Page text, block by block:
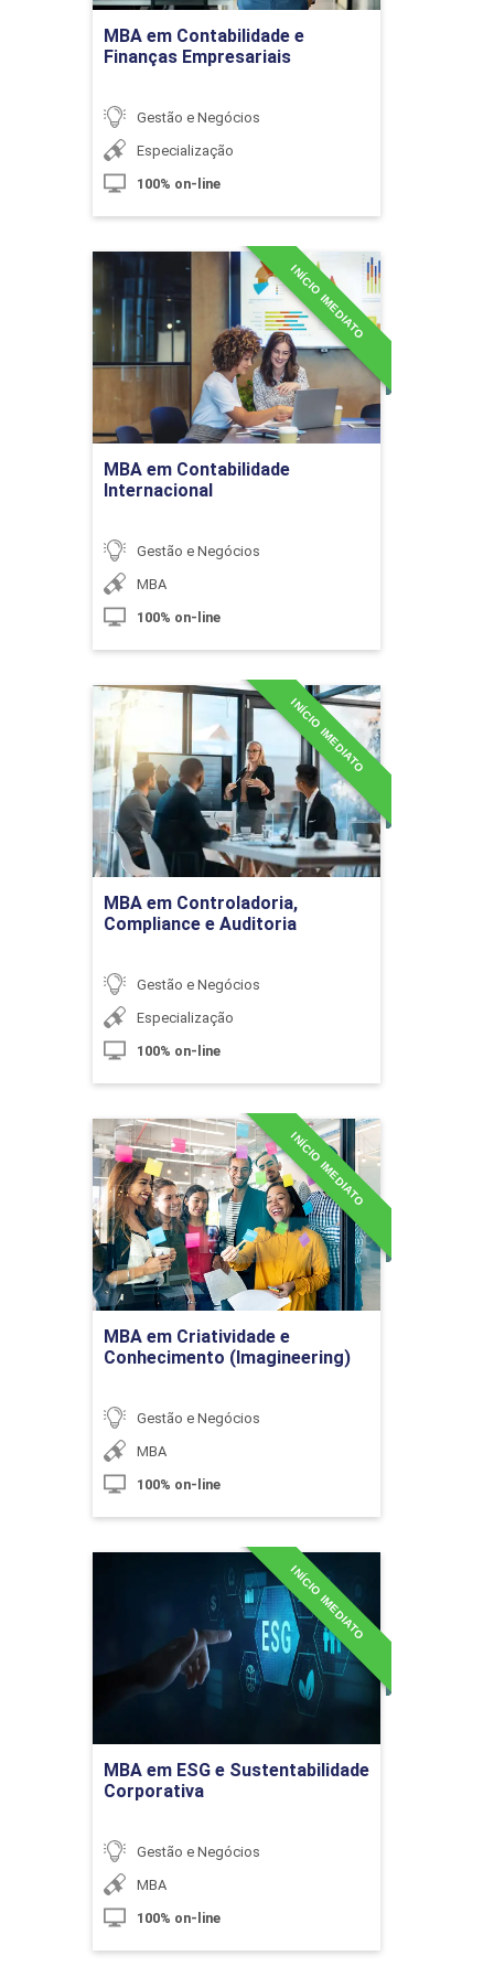
10h
Gerenciando Equipes de Projetos II
10h
Gerenciamento de Projetos Modernos
10h
Metodologias Ágeis
Processos de Software (OPENUP, XP,
SCRUM)
10h
Scrum
10h
Método XP e suas Práticas
10h
Kaizen
MBA em Contabilidade e
Finanças Empresariais
Gestão e Negócios
Especialização
100% on-line
MBA em Contabilidade
Internacional
INÍCIO IMEDIATO
Gestão e Negócios
MBA
100% on-line
MBA em Contabilidade
Internacional
Detalhes do curso
Ir para Inscrição
MBA em Controladoria,
Compliance e Auditoria
INÍCIO IMEDIATO
Gestão e Negócios
Especialização
100% on-line
MBA em Controladoria,
Compliance e Auditoria
Detalhes do curso
Ir para Inscrição
MBA em Criatividade e
Conhecimento (Imagineering)
INÍCIO IMEDIATO
Gestão e Negócios
MBA
100% on-line
MBA em Criatividade e
Conhecimento
(Imagineering)
Detalhes do curso
MBA em ESG e Sustentabilidade
Corporativa
INÍCIO IMEDIATO
Gestão e Negócios
MBA
100% on-line
MBA em ESG e
Sustentabilidade
Corporativa
Detalhes do curso